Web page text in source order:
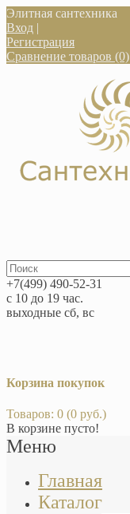
Элитная сантехника
Вход |
Регистрация
Сравнение товаров (0)
+7(499) 490-52-31
с 10 до 19 час.
выходные сб, вс
Корзина покупок
Товаров: 0 (0 руб.)
В корзине пусто!
Меню
Главная
Каталог